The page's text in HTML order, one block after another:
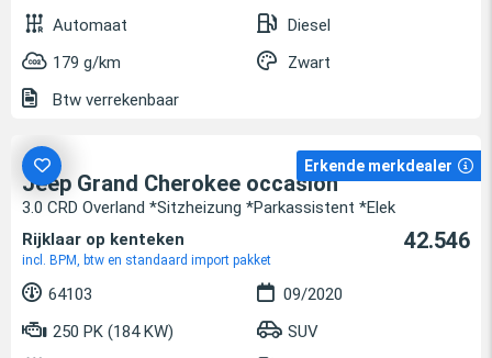
Automaat
Diesel
179 g/km
Zwart
Btw verrekenbaar
Erkende merkdealer
Jeep Grand Cherokee occasion
3.0 CRD Overland *Sitzheizung *Parkassistent *Elek
Rijklaar op kenteken
incl. BPM, btw en standaard import pakket
42.546
64103
09/2020
250 PK (184 KW)
SUV